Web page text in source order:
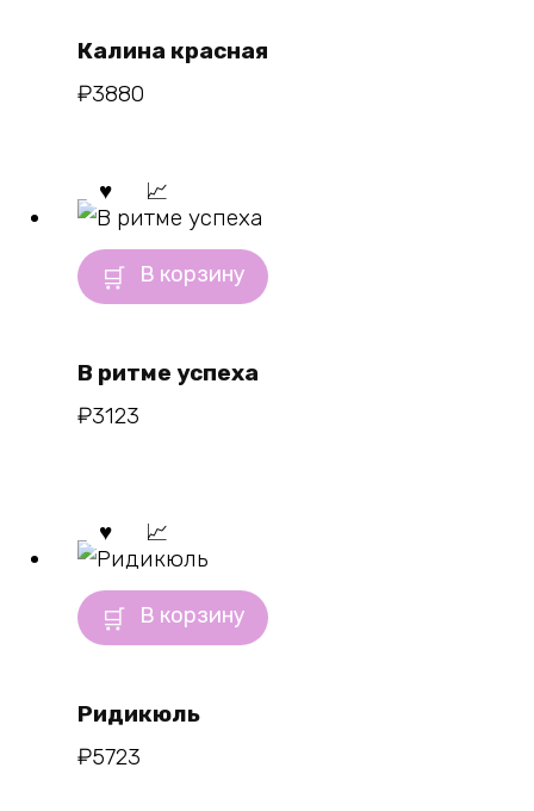
Калина красная
₽3880
В корзину
В ритме успеха
₽3123
В корзину
Ридикюль
₽5723